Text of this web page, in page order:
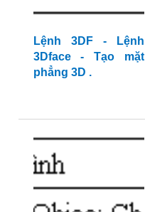
Lệnh 3DF - Lệnh
3Dface - Tạo mặt
phẳng 3D .